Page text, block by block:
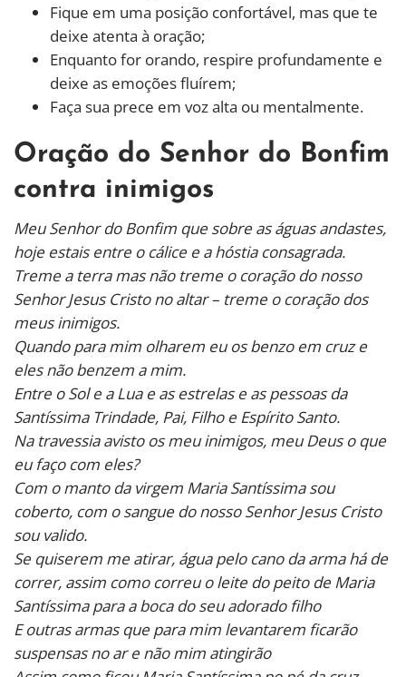
Fique em uma posição confortável, mas que te
deixe atenta à oração;
Enquanto for orando, respire profundamente e
deixe as emoções fluírem;
Faça sua prece em voz alta ou mentalmente.
Oração do Senhor do Bonfim
contra inimigos
Meu Senhor do Bonfim que sobre as águas andastes,
hoje estais entre o cálice e a hóstia consagrada.
Treme a terra mas não treme o coração do nosso
Senhor Jesus Cristo no altar – treme o coração dos
meus inimigos.
Quando para mim olharem eu os benzo em cruz e
eles não benzem a mim.
Entre o Sol e a Lua e as estrelas e as pessoas da
Santíssima Trindade, Pai, Filho e Espírito Santo.
Na travessia avisto os meu inimigos, meu Deus o que
eu faço com eles?
Com o manto da virgem Maria Santíssima sou
coberto, com o sangue do nosso Senhor Jesus Cristo
sou valido.
Se quiserem me atirar, água pelo cano da arma há de
correr, assim como correu o leite do peito de Maria
Santíssima para a boca do seu adorado filho
E outras armas que para mim levantarem ficarão
suspensas no ar e não mim atingirão